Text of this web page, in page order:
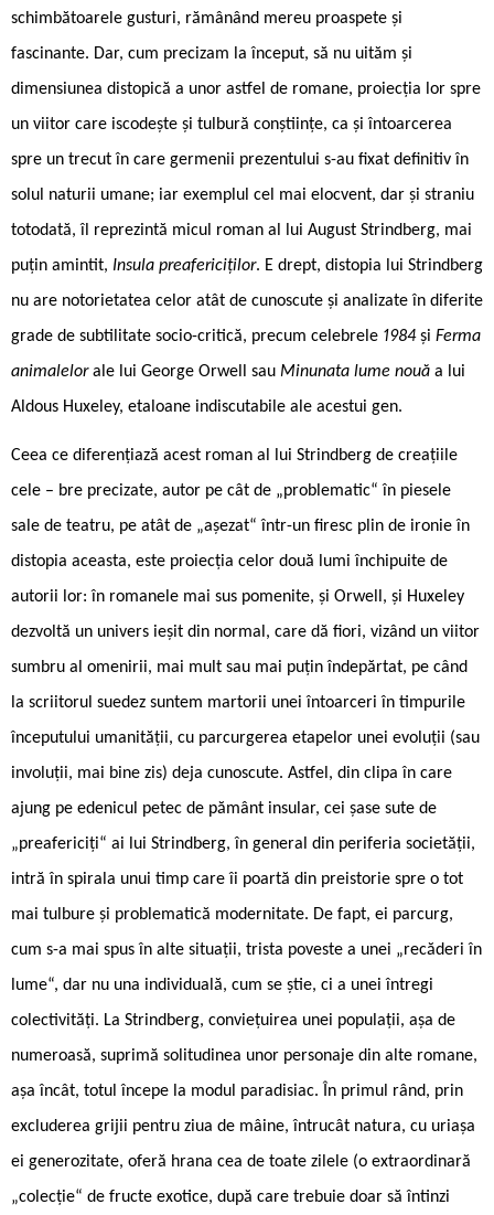
schimbătoarele gusturi, rămânând mereu proaspete și
fascinante. Dar, cum precizam la început, să nu uităm și
dimensiunea distopică a unor astfel de romane, proiecția lor spre
un viitor care iscodește și tulbură conștiințe, ca și întoarcerea
spre un trecut în care germenii prezentului s-au fixat definitiv în
solul naturii umane; iar exemplul cel mai elocvent, dar și straniu
totodată, îl reprezintă micul roman al lui August Strindberg, mai
puțin amintit, Insula preafericiților. E drept, distopia lui Strindberg
nu are notorietatea celor atât de cunoscute și analizate în diferite
grade de subtilitate socio-critică, precum celebrele 1984și Ferma
animalelorale lui George Orwell sau Minunata lume nouă a lui
Aldous Huxeley, etaloane indiscutabile ale acestui gen.
Ceea ce diferențiază acest roman al lui Strindberg de creațiile
cele – bre precizate, autor pe cât de „problematic“ în piesele
sale de teatru, pe atât de „așezat“ într-un firesc plin de ironie în
distopia aceasta, este proiecția celor două lumi închipuite de
autorii lor: în romanele mai sus pomenite, și Orwell, și Huxeley
dezvoltă un univers ieșit din normal, care dă fiori, vizând un viitor
sumbru al omenirii, mai mult sau mai puțin îndepărtat, pe când
la scriitorul suedez suntem martorii unei întoarceri în timpurile
începutului umanității, cu parcurgerea etapelor unei evoluții (sau
involuții, mai bine zis) deja cunoscute. Astfel, din clipa în care
ajung pe edenicul petec de pământ insular, cei șase sute de
„preafericiți“ ai lui Strindberg, în general din periferia societății,
intră în spirala unui timp care îi poartă din preistorie spre o tot
mai tulbure și problematică modernitate. De fapt, ei parcurg,
cum s-a mai spus în alte situații, trista poveste a unei „recăderi în
lume“, dar nu una individuală, cum se știe, ci a unei întregi
colectivități. La Strindberg, conviețuirea unei populații, așa de
numeroasă, suprimă solitudinea unor personaje din alte romane,
așa încât, totul începe la modul paradisiac. În primul rând, prin
excluderea grijii pentru ziua de mâine, întrucât natura, cu uriașa
ei generozitate, oferă hrana cea de toate zilele (o extraordinară
„colecție“ de fructe exotice, după care trebuie doar să întinzi